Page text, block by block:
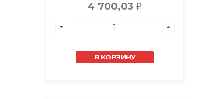
4 700,03 ₽
В КОРЗИНУ